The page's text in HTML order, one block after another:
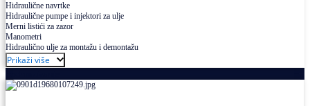
Hidraulične navrtke
Hidraulične pumpe i injektori za ulje
Merni listići za zazor
Manometri
Hidraulično ulje za montažu i demontažu
Prikaži više